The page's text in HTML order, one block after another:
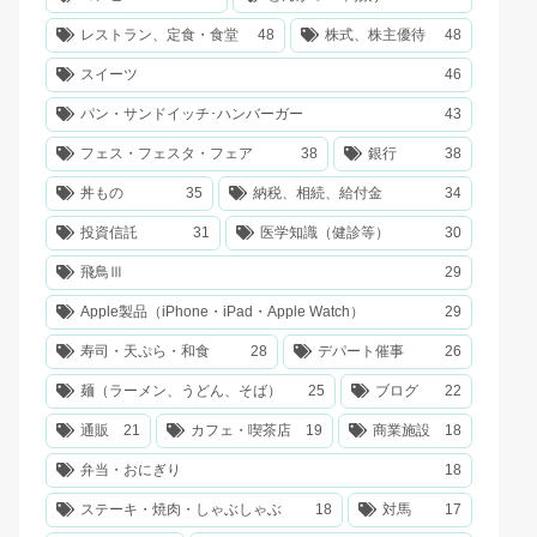
レストラン、定食・食堂 48 株式、株主優待 48
スイーツ 46
パン・サンドイッチ･ハンバーガー 43
フェス・フェスタ・フェア 38 銀行 38
丼もの 35 納税、相続、給付金 34
投資信託 31 医学知識（健診等） 30
飛鳥Ⅲ 29
Apple製品（iPhone・iPad・Apple Watch） 29
寿司・天ぷら・和食 28 デパート催事 26
麺（ラーメン、うどん、そば） 25 ブログ 22
通販 21 カフェ・喫茶店 19 商業施設 18
弁当・おにぎり 18
ステーキ・焼肉・しゃぶしゃぶ 18 対馬 17